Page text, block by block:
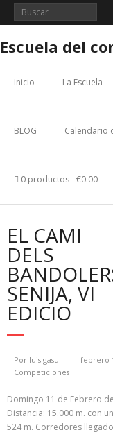
Saltar
Escuela del
Inicio La Escuela
BLOG Calendario
0 productos €0.00
EL CAMI
DELS
SENIJA, VI
EDICIO
Por luis gasull
febrero
Competiciones
Domingo 11 de Febrero
Distancia: 15.000 m. con
524 m. Corredores